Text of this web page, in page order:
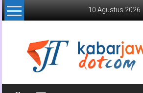
Lompat
ke
10 Agustus 2026
Kabar